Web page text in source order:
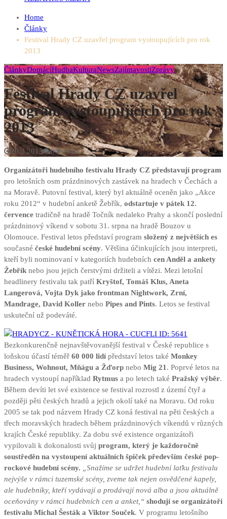
Home
Články
Festival Hrady CZ uzavřel program vystoupujících pro rok
2013
ČlánkyDomácíHudbaKulturaNewsZajímavostiZprávy
Festival Hrady CZ uzavřel
program vystoupujících pro rok
2013
20.3.2013 0 1010
Organizátoři hudebního festivalu Hrady CZ představují program
pro letošních osm prázdninových zastávek na hradech v Čechách a
na Moravě. Putovní festival, který byl aktuálně oceněn jako „Akce
roku 2012“ v hudební anketě Žebřík, odstartuje v pátek 12.
července tradičně na hradě Točník nedaleko Prahy a skončí poslední
prázdninový víkend v sobotu 31. srpna na hradě Bouzov u
Olomouce. Festival letos představí program složený z největších es
současné české hudební scény. Většina účinkujících jsou interpreti,
kteří byli nominovaní v kategoriích hudebních cen Anděl a ankety
Žebřík nebo jsou jejich čerstvými držiteli a vítězi. Mezi letošní
headlinery festivalu tak patří Kryštof, Tomáš Klus, Aneta
Langerová, Vojta Dyk jako frontman Nightwork, Zrní,
Mandrage, David Koller nebo Pipes and Pints. Letos se festival
uskuteční už podeváté.
Bezkonkurenčně nejnavštěvovanější festival v České republice s
loňskou účastí téměř 60 000 lidí představí letos také Monkey
Business, Wohnout, Mňágu a Žďorp nebo Mig 21 . Poprvé letos na
hradech vystoupí například Rytmus a po letech také Pražský výběr.
Během devíti let své existence se festival rozrostl z území čtyř a
později pěti českých hradů a jejich okolí také na Moravu. Od roku
2005 se tak pod názvem Hrady CZ koná festival na pěti českých a
třech moravských hradech během prázdninových víkendů v různých
krajích České republiky. Za dobu své existence organizátoři
vypilovali k dokonalosti svůj program, který je každoročně
soustředěn na vystoupení aktuálních špiček především české pop-
rockové hudební scény.
„Snažíme se udržet hudební laťku festivalu
nejvýše v rámci tuzemské scény, zveme tak nejen osvědčené kapely,
ale hudebníky, kteří vydávají a prodávají nová alba a jsou aktuálně
oceňovány v rámci hudebních cen a anket,“ shodují se organizátoři
festivalu Michal Šesták a Viktor Souček. V programu letošního